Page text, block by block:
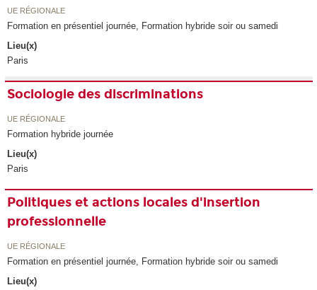
UE RÉGIONALE
Formation en présentiel journée, Formation hybride soir ou samedi
Lieu(x)
Paris
Sociologie des discriminations
UE RÉGIONALE
Formation hybride journée
Lieu(x)
Paris
Politiques et actions locales d'insertion
professionnelle
UE RÉGIONALE
Formation en présentiel journée, Formation hybride soir ou samedi
Lieu(x)